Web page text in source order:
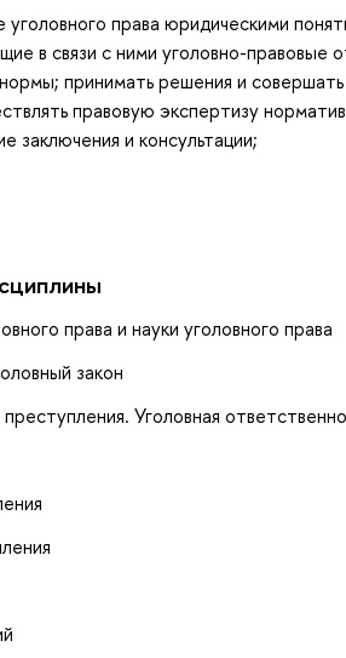
права юридическими
в связи с ними уголовно-правовые
принимать решения и
правовую экспертизу
заключения и консультации;
права и науки уголовного права
закон
Уголовная